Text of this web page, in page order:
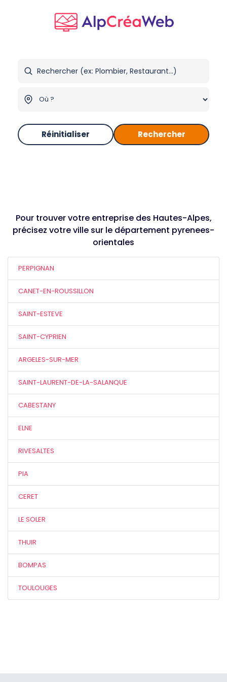
Réinitialiser Rechercher
Pour trouver votre entreprise des Hautes-Alpes,
précisez votre ville sur le département pyrenees-
orientales
PERPIGNAN
CANET-EN-ROUSSILLON
SAINT-ESTEVE
SAINT-CYPRIEN
ARGELES-SUR-MER
SAINT-LAURENT-DE-LA-SALANQUE
CABESTANY
ELNE
RIVESALTES
PIA
CERET
LE SOLER
THUIR
BOMPAS
TOULOUGES